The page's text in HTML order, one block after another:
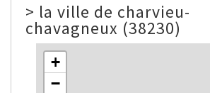
> la ville de charvieu-
chavagneux (38230)
+
−